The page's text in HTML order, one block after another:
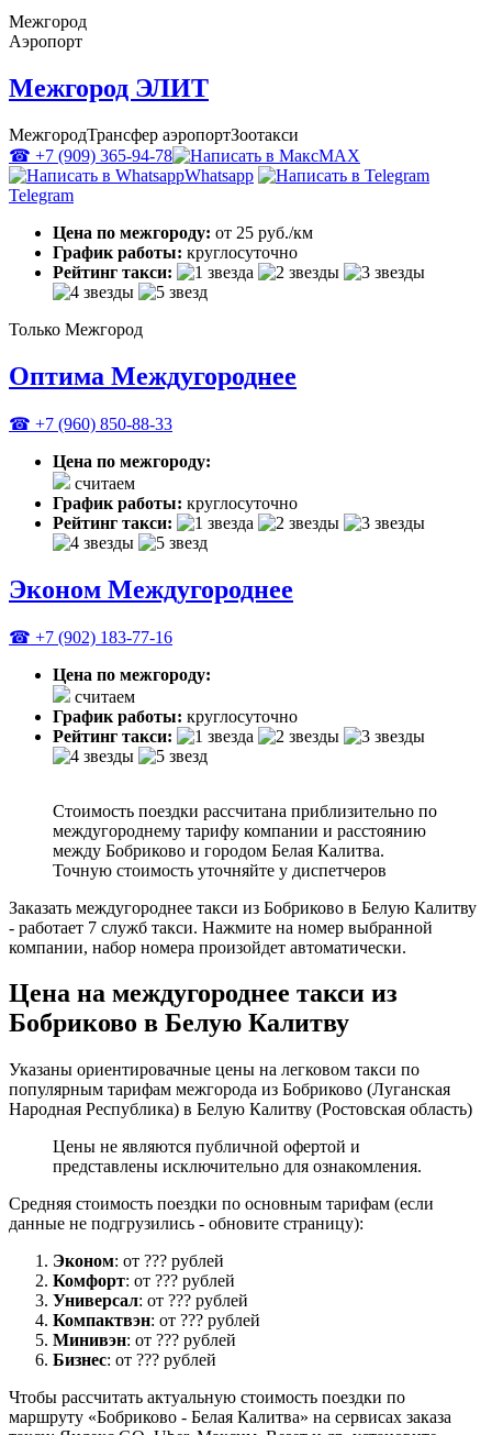
Межгород
Аэропорт
Межгород ЭЛИТ
МежгородТрансфер аэропортЗоотакси
☎ +7 (909) 365-94-78
MAX
Whatsapp
Telegram
Цена по межгороду: от 25 руб./км
График работы: круглосуточно
Рейтинг такси:
Только Межгород
Оптима Междугороднее
☎ +7 (960) 850-88-33
Цена по межгороду:
считаем
График работы: круглосуточно
Рейтинг такси:
Эконом Междугороднее
☎ +7 (902) 183-77-16
Цена по межгороду:
считаем
График работы: круглосуточно
Рейтинг такси:
Стоимость поездки рассчитана приблизительно по
междугороднему тарифу компании и расстоянию
между Бобриково и городом Белая Калитва.
Точную стоимость уточняйте у диспетчеров
Заказать междугороднее такси из Бобриково в Белую Калитву
- работает 7 служб такси. Нажмите на номер выбранной
компании, набор номера произойдет автоматически.
Цена на междугороднее такси из
Бобриково в Белую Калитву
Указаны ориентировачные цены на легковом такси по
популярным тарифам межгорода из Бобриково (Луганская
Народная Республика) в Белую Калитву (Ростовская область)
Цены не являются публичной офертой и
представлены исключительно для ознакомления.
Средняя стоимость поездки по основным тарифам (если
данные не подгрузились - обновите страницу):
Эконом: от ??? рублей
Комфорт: от ??? рублей
Универсал: от ??? рублей
Компактвэн: от ??? рублей
Минивэн: от ??? рублей
Бизнес: от ??? рублей
Чтобы рассчитать актуальную стоимость поездки по
маршруту «Бобриково - Белая Калитва» на сервисах заказа